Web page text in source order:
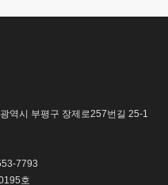
역시 부평구 장제로257번길 25-1
7793
호